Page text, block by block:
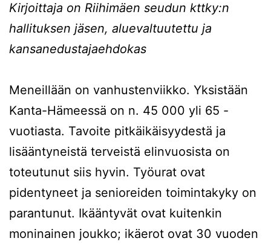
Kirjoittaja on Riihimäen seudun kttky:n
hallituksen jäsen, aluevaltuutettu ja
kansanedustajaehdokas
Meneillään on vanhustenviikko. Yksistään
Kanta-Hämeessä on n. 45 000 yli 65 -
vuotiasta. Tavoite pitkäikäisyydestä ja
lisääntyneistä terveistä elinvuosista on
toteutunut siis hyvin. Työurat ovat
pidentyneet ja senioreiden toimintakyky on
parantunut. Ikääntyvät ovat kuitenkin
moninainen joukko; ikäerot ovat 30 vuoden